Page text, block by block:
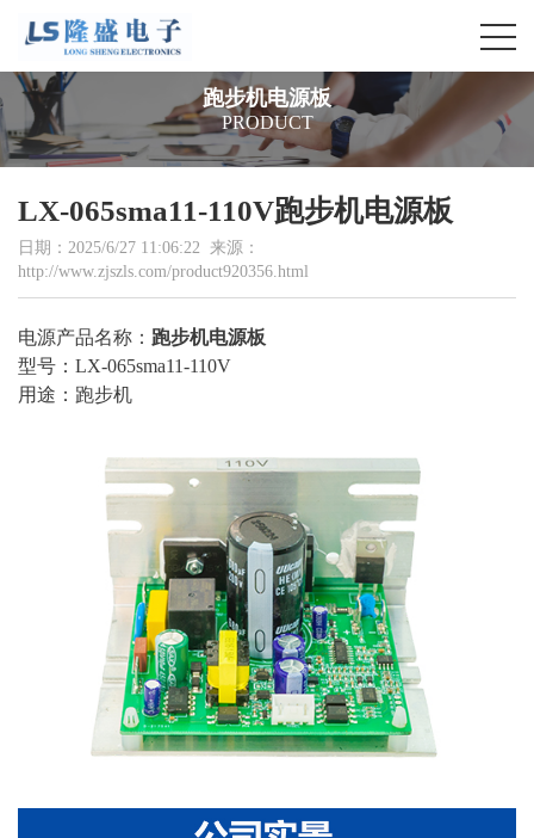
跑步机电源板
PRODUCT
LX-065sma11-110V跑步机电源板
日期：2025/6/27 11:06:22 来源：
http://www.zjszls.com/product920356.html
电源产品名称： 跑步机电源板
型号： LX-065sma11-110V
用途：跑步机